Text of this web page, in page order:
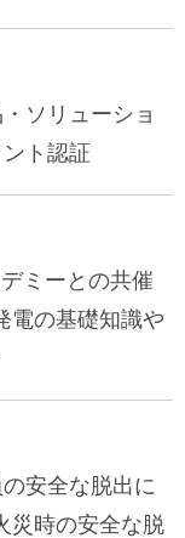
ソリューショ
ト認証
ミーとの共催
電の基礎知識や
安全な脱出に
災時の安全な脱